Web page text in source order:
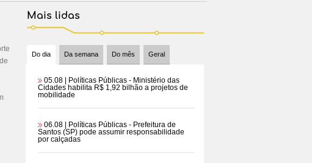
Mais lidas
Do dia Da semana Do mês Geral
05.08 | Políticas Públicas - Ministério das
Cidades habilita R$ 1,92 bilhão a projetos de
mobilidade
06.08 | Políticas Públicas - Prefeitura de
Santos (SP) pode assumir responsabilidade
por calçadas